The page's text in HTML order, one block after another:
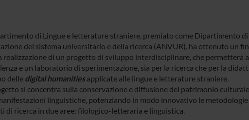
di Lingue e letterature straniere, premiato come Dipartimento di
del sistema universitario e della ricerca (ANVUR), ha ottenuto un
realizzazione di un progetto di sviluppo interdisciplinare, che
e un laboratorio di sperimentazione, sia per la ricerca che per la
delle digital humanitiesapplicate alle lingue e letterature straniere.
si concentra sulla conservazione e diffusione del patrimonio
linguistiche, potenziando in modo innovativo le
di ricerca in due aree: filologico-letteraria e linguistica.